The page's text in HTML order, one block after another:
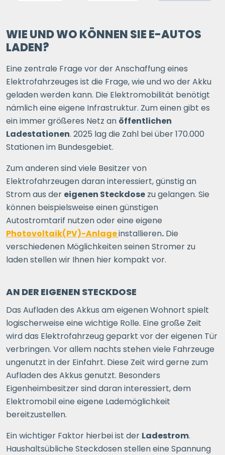
WIE UND WO KÖNNEN SIE E-AUTOS
LADEN?
Eine zentrale Frage vor der Anschaffung eines
Elektrofahrzeuges ist die Frage, wie und wo der Akku
geladen werden kann. Die Elektromobilität benötigt
nämlich eine eigene Infrastruktur. Zum einen gibt es
ein immer größeres Netz an öffentlichen
Ladestationen. 2025 lag die Zahl bei über 170.000
Stationen im Bundesgebiet.
Zum anderen sind viele Besitzer von
Elektrofahrzeugen daran interessiert, günstig an
Strom aus der eigenen Steckdose zu gelangen. Sie
können beispielsweise einen günstigen
Autostromtarif nutzen oder eine eigene
Photovoltaik(PV)-Anlageinstallieren. Die
verschiedenen Möglichkeiten seinen Stromer zu
laden stellen wir Ihnen hier kompakt vor.
AN DER EIGENEN STECKDOSE
Das Aufladen des Akkus am eigenen Wohnort spielt
logischerweise eine wichtige Rolle. Eine große Zeit
wird das Elektrofahrzeug geparkt vor der eigenen Tür
verbringen. Vor allem nachts stehen viele Fahrzeuge
ungenutzt in der Einfahrt. Diese Zeit wird gerne zum
Aufladen des Akkus genutzt. Besonders
Eigenheimbesitzer sind daran interessiert, dem
Elektromobil eine eigene Lademöglichkeit
bereitzustellen.
Ein wichtiger Faktor hierbei ist der Ladestrom.
Haushaltsübliche Steckdosen stellen eine Spannung